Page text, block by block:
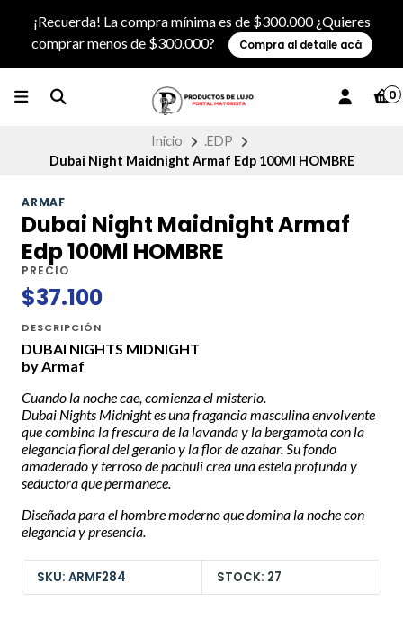
¡Recuerda! La compra mínima es de $300.000 ¿Quieres
comprar menos de $300.000?
Compra al detalle acá
0
Inicio
.EDP
Dubai Night Maidnight Armaf Edp 100Ml HOMBRE
ARMAF
Dubai Night Maidnight Armaf
Edp 100Ml HOMBRE
PRECIO
$37.100
DESCRIPCIÓN
DUBAI NIGHTS MIDNIGHT
by Armaf
Cuando la noche cae, comienza el misterio.
Dubai Nights Midnight es una fragancia masculina envolvente
que combina la frescura de la lavanda y la bergamota con la
elegancia floral del geranio y la flor de azahar. Su fondo
amaderado y terroso de pachulí crea una estela profunda y
seductora que permanece.
Diseñada para el hombre moderno que domina la noche con
elegancia y presencia.
SKU: ARMF284 STOCK: 27